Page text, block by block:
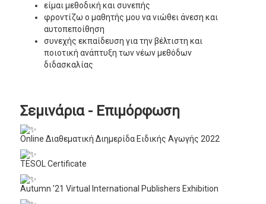
είμαι μεθοδική και συνεπής
φροντίζω ο μαθητής μου να νιώθει άνεση και
αυτοπεποίθηση
συνεχής εκπαίδευση για την βέλτιστη και
ποιοτική ανάπτυξη των νέων μεθόδων
διδασκαλίας
Σεμινάρια - Επιμόρφωση
Online Διαθεματική Διημερίδα Ειδικής Αγωγής 2022
TESOL Certificate
Autumn ’21 Virtual International Publishers Exhibition